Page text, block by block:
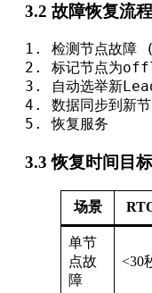
3.2 故障恢复流程
1. 检测节点故障
2. 标记节点为
3. 自动选举新
4. 数据同步到新
5. 恢复服务
3.3 恢复时间目标
场景
单节
点故
障
<30